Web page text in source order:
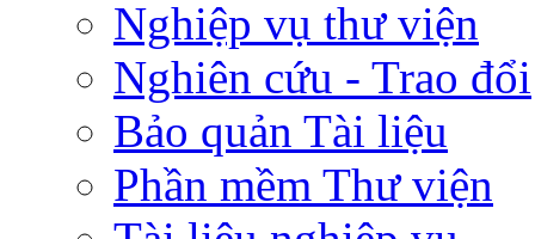
Nghiệp vụ thư viện
Nghiên cứu - Trao đổi
Bảo quản Tài liệu
Phần mềm Thư viện